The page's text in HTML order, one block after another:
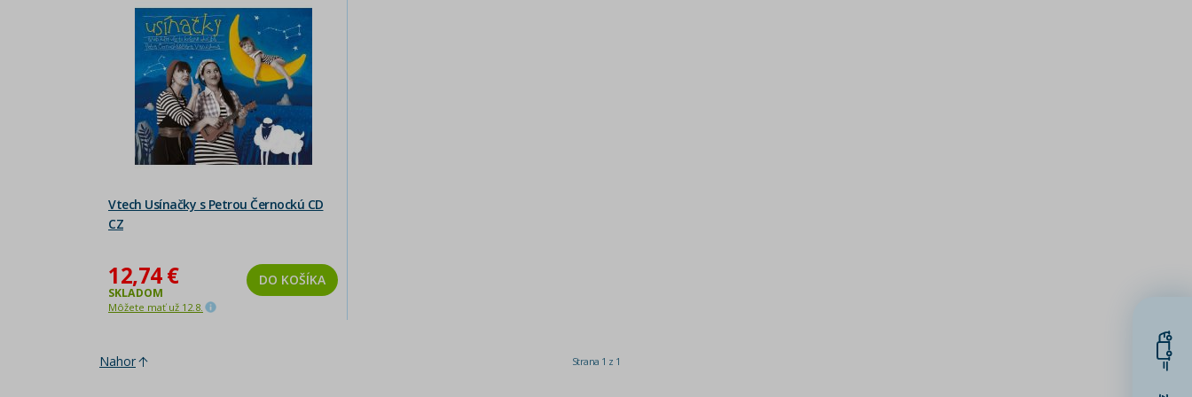
Vtech Usínačky s Petrou Černockú CD
CZ
12,74 €
SKLADOM
Môžete mať už 12.8.
DO KOŠÍKA
Nahor Strana 1 z 1